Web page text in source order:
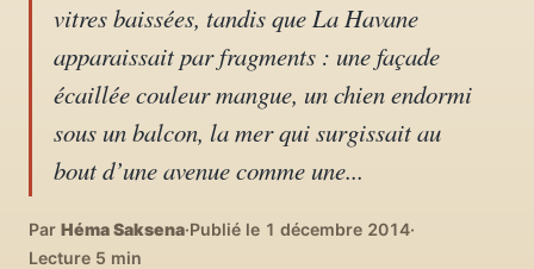
04 Lifestyle & déco
DIY, intérieurs, bonheur
Recettes du monde
Cuisines voyageuses
À propos
vitres baissées, tandis que La Havane
apparaissait par fragments : une façade
écaillée couleur mangue, un chien endormi
sous un balcon, la mer qui surgissait au
bout d’une avenue comme une...
Par Héma Saksena·Publié le 1 décembre 2014·
Lecture 5 min